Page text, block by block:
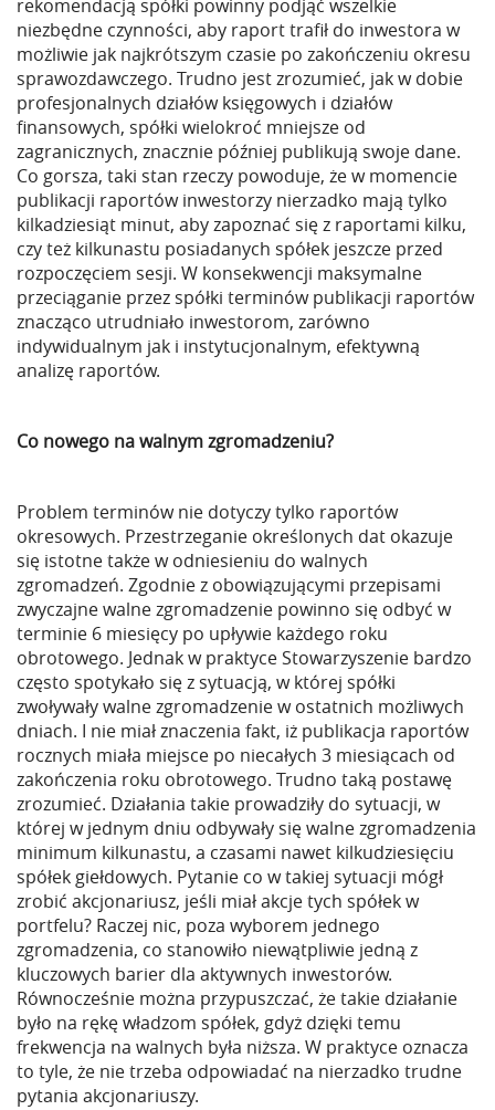
rekomendacją spółki powinny podjąć wszelkie
niezbędne czynności, aby raport trafił do inwestora w
możliwie jak najkrótszym czasie po zakończeniu okresu
sprawozdawczego. Trudno jest zrozumieć, jak w dobie
profesjonalnych działów księgowych i działów
finansowych, spółki wielokroć mniejsze od
zagranicznych, znacznie później publikują swoje dane.
Co gorsza, taki stan rzeczy powoduje, że w momencie
publikacji raportów inwestorzy nierzadko mają tylko
kilkadziesiąt minut, aby zapoznać się z raportami kilku,
czy też kilkunastu posiadanych spółek jeszcze przed
rozpoczęciem sesji. W konsekwencji maksymalne
przeciąganie przez spółki terminów publikacji raportów
znacząco utrudniało inwestorom, zarówno
indywidualnym jak i instytucjonalnym, efektywną
analizę raportów.
Co nowego na walnym zgromadzeniu?
Problem terminów nie dotyczy tylko raportów
okresowych. Przestrzeganie określonych dat okazuje
się istotne także w odniesieniu do walnych
zgromadzeń. Zgodnie z obowiązującymi przepisami
zwyczajne walne zgromadzenie powinno się odbyć w
terminie 6 miesięcy po upływie każdego roku
obrotowego. Jednak w praktyce Stowarzyszenie bardzo
często spotykało się z sytuacją, w której spółki
zwoływały walne zgromadzenie w ostatnich możliwych
dniach. I nie miał znaczenia fakt, iż publikacja raportów
rocznych miała miejsce po niecałych 3 miesiącach od
zakończenia roku obrotowego. Trudno taką postawę
zrozumieć. Działania takie prowadziły do sytuacji, w
której w jednym dniu odbywały się walne zgromadzenia
minimum kilkunastu, a czasami nawet kilkudziesięciu
spółek giełdowych. Pytanie co w takiej sytuacji mógł
zrobić akcjonariusz, jeśli miał akcje tych spółek w
portfelu? Raczej nic, poza wyborem jednego
zgromadzenia, co stanowiło niewątpliwie jedną z
kluczowych barier dla aktywnych inwestorów.
Równocześnie można przypuszczać, że takie działanie
było na rękę władzom spółek, gdyż dzięki temu
frekwencja na walnych była niższa. W praktyce oznacza
to tyle, że nie trzeba odpowiadać na nierzadko trudne
pytania akcjonariuszy.